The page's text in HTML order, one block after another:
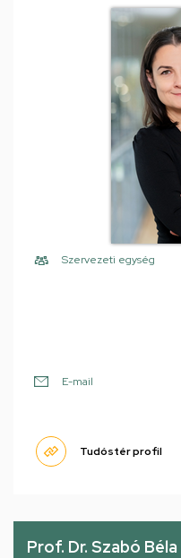
Szervezeti egység
E-mail
Tudóstér profil
Prof. Dr. Szabó Béla